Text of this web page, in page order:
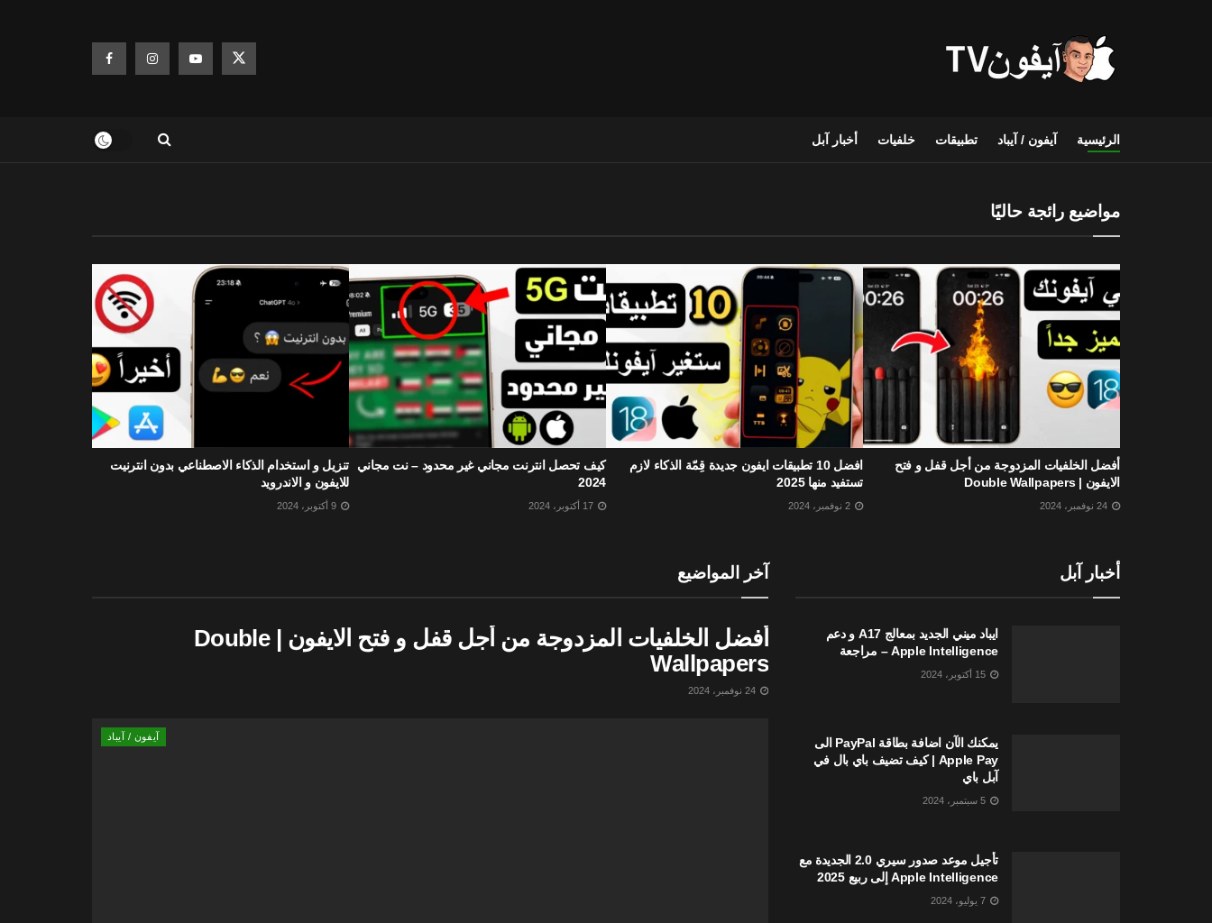
أيفون TVالرئيسية آيفون / آيباد تطبيقات خلفيات أخبار آبل
مواضيع رائجة حاليًا
أفضل الخلفيات المزدوجة من أجل قفل و فتح
الايفون | Double Wallpapers
افضل 10 تطبيقات ايفون جديدة قِمّة الذكاء لازم
تستفيد منها 2025
كيف تحصل انترنت مجاني غير محدود – نت مجاني
2024
تنزيل و استخدام الذكاء الاصطناعي بدون انترنيت
للايفون و الاندرويد
آخر المواضيع
أفضل الخلفيات المزدوجة من أجل قفل و فتح الايفون | Double
Wallpapers
آيفون / آيباد
أخبار آبل
ايباد ميني الجديد بمعالج A17 و دعم
Apple Intelligence – مراجعة
يمكنك الآن اضافة بطاقة PayPal الى
Apple Pay | كيف تضيف باي بال في
آبل باي
تأجيل موعد صدور سيري 2.0 الجديدة مع
Apple Intelligence إلى ربيع 2025